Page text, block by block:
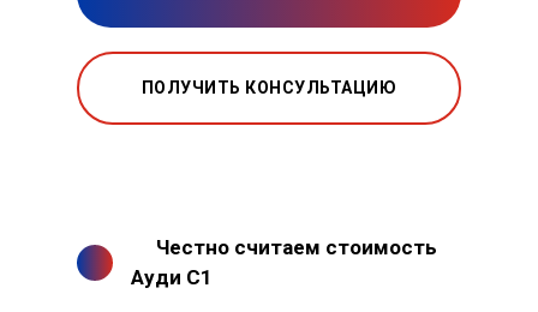
ПОЛУЧИТЬ КОНСУЛЬТАЦИЮ
Честно считаем стоимость
Ауди С1